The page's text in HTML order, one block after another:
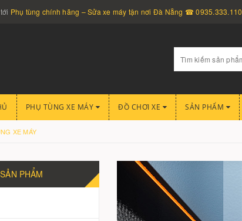
Phụ tùng chính hãng – Sửa xe máy tận nơi Đà Nẵng ☎ 0935.333.110
PHỤ TÙNG XE MÁY ĐỒ CHƠI XE SẢN PHẨM
XE MÁY
PHẨM